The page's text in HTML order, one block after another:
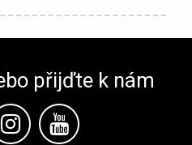
přijďte k nám